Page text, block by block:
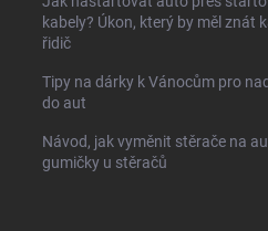
kabely? Úkon, který by měl znát
řidič
Tipy na dárky k Vánocům pro
do aut
Návod, jak vyměnit stěrače na
gumičky u stěračů